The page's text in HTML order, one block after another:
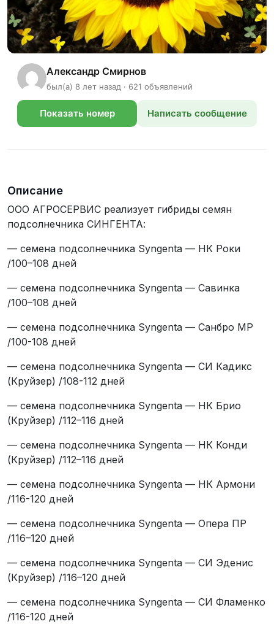
Александр Смирнов
был(а) 8 лет назад · 621 объявлений
Показать номер Написать сообщение
Описание
ООО АГРОСЕРВИС реализует гибриды семян
подсолнечника СИНГЕНТА:
— семена подсолнечника Syngenta — НК Роки
/100–108 дней
— семена подсолнечника Syngenta — Савинка
/100–108 дней
— семена подсолнечника Syngenta — Санбро МР
/100-108 дней
— семена подсолнечника Syngenta — СИ Кадикс
(Круйзер) /108-112 дней
— семена подсолнечника Syngenta — НК Брио
(Круйзер) /112–116 дней
— семена подсолнечника Syngenta — НК Конди
(Круйзер) /112–116 дней
— семена подсолнечника Syngenta — НК Армони
/116-120 дней
— семена подсолнечника Syngenta — Опера ПР
/116–120 дней
— семена подсолнечника Syngenta — СИ Эденис
(Круйзер) /116–120 дней
— семена подсолнечника Syngenta — СИ Фламенко
/116-120 дней